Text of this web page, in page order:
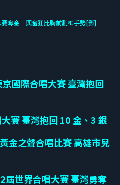
奪金 興奮狂比胸前劃框手勢[影]
京國際合唱大賽 臺灣抱回
賽 臺灣抱回 10 金、3 銀
金之聲合唱比賽 高雄市兒
屆世界合唱大賽 臺灣勇奪